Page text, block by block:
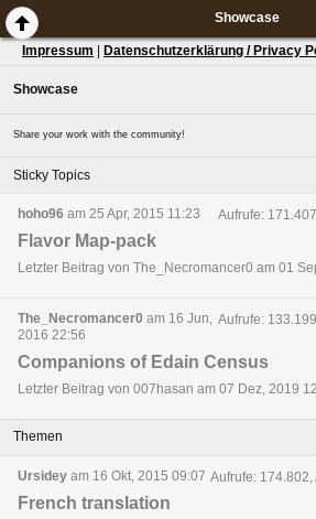
Showcase
Impressum Datenschutzerklärung / Privacy
Showcase
Share your work with the community!
Sticky Topics
hoho96 am 25 Apr, 2015 11:23 Aufrufe:
Flavor Map-pack
Letzter Beitrag von The_Necromancer0 am 01
The_Necromancer0 am 16 Jun,
2016 22:56
Aufrufe:
Companions of Edain Census
Letzter Beitrag von 007hasan am 07 Dez, 2019
Themen
Ursidey am 16 Okt, 2015 09:07 Aufrufe: 174.802,
French translation